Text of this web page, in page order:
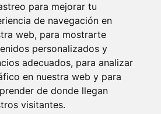
para mejorar tu
de navegación en
web, para mostrarte
personalizados y
adecuados, para analizar
en nuestra web y para
de donde llegan
visitantes.